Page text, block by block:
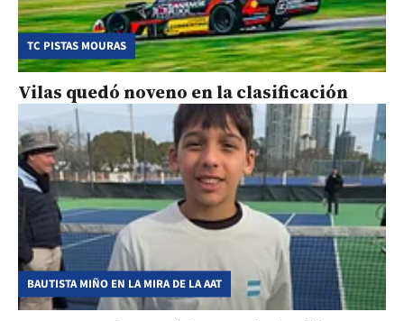
TC PISTAS MOURAS
Vilas quedó noveno en la clasificación
BAUTISTA MIÑO EN LA MIRA DE LA AAT